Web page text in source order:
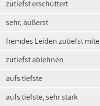
zutiefst erschüttert
sehr, äußerst
fremdes Leiden zutiefst
zutiefst ablehnen
aufs tiefste
aufs tiefste, sehr stark